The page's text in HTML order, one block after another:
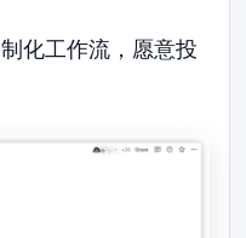
化工作流，愿意投